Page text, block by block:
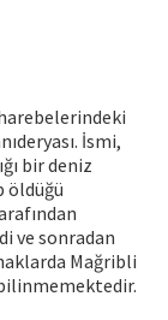
İsmi,
bir deniz
öldüğü
ve sonradan
Mağribli